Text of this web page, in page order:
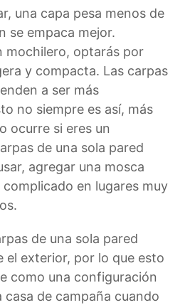
una capa pesa menos de
se empaca mejor.
mochilero, optarás por
y compacta. Las carpas
a ser más
no siempre es así, más
ocurre si eres un
de una sola pared
agregar una mosca
en lugares muy
de una sola pared
el exterior, por lo que esto
como una configuración
casa de campaña cuando